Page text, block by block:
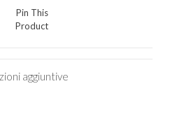
Pin This
Product
aggiuntive